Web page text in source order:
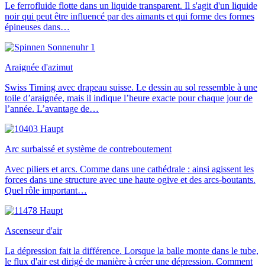
Le ferrofluide flotte dans un liquide transparent. Il s'agit d'un liquide
noir qui peut être influencé par des aimants et qui forme des formes
épineuses dans…
Araignée d'azimut
Swiss Timing avec drapeau suisse. Le dessin au sol ressemble à une
toile d’araignée, mais il indique l’heure exacte pour chaque jour de
l’année. L’avantage de…
Arc surbaissé et système de contreboutement
Avec piliers et arcs. Comme dans une cathédrale : ainsi agissent les
forces dans une structure avec une haute ogive et des arcs-boutants.
Quel rôle important…
Ascenseur d'air
La dépression fait la différence. Lorsque la balle monte dans le tube,
le flux d'air est dirigé de manière à créer une dépression. Comment